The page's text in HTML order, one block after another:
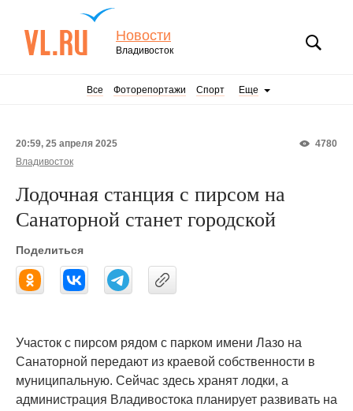
Новости
Владивосток
Все Фоторепортажи Спорт Еще
4780
20:59, 25 апреля 2025
Владивосток
Лодочная станция с пирсом на
Санаторной станет городской
Поделиться
Участок с пирсом рядом с парком имени Лазо на
Санаторной передают из краевой собственности в
муниципальную. Сейчас здесь хранят лодки, а
администрация Владивостока планирует развивать на